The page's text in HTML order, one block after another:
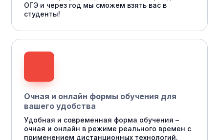
ОГЭ и через год мы сможем взять вас в
студенты!
Очная и онлайн формы обучения для
вашего удобства
Удобная и современная форма обучения –
очная и онлайн в режиме реального времен с
применением дистанционных технологий.